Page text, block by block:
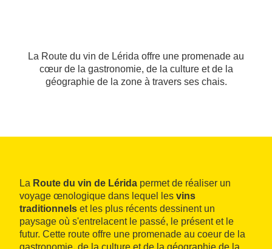
La Route du vin de Lérida offre une promenade au
cœur de la gastronomie, de la culture et de la
géographie de la zone à travers ses chais.
La Route du vin de Lérida permet de réaliser un
voyage œnologique dans lequel les vins
traditionnels et les plus récents dessinent un
paysage où s'entrelacent le passé, le présent et le
futur. Cette route offre une promenade au coeur de la
gastronomie, de la culture et de la géographie de la